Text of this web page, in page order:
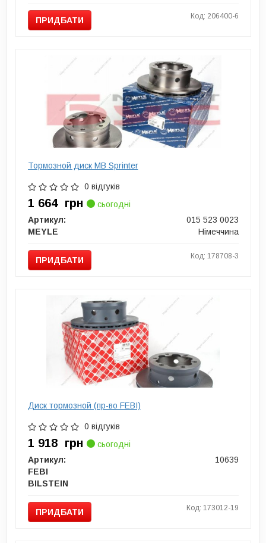
ПРИДБАТИ Код: 206400-6
Тормозной диск MB Sprinter
0 відгуків
1 664 грн
сьогодні
Артикул:
015 523 0023
MEYLE
Німеччина
ПРИДБАТИ Код: 178708-3
Диск тормозной (пр-во FEBI)
0 відгуків
1 918 грн
сьогодні
Артикул:
10639
FEBI
BILSTEIN
ПРИДБАТИ Код: 173012-19